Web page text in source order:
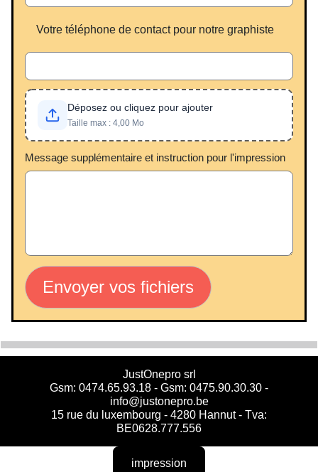
Votre téléphone de contact pour notre graphiste
Déposez ou cliquez pour ajouter
Taille max : 4,00 Mo
Message supplémentaire et instruction pour l'impression
Envoyer vos fichiers
JustOnepro srl
Gsm: 0474.65.93.18 - Gsm: 0475.90.30.30 -
info@justonepro.be
15 rue du luxembourg - 4280 Hannut - Tva:
BE0628.777.556
impression